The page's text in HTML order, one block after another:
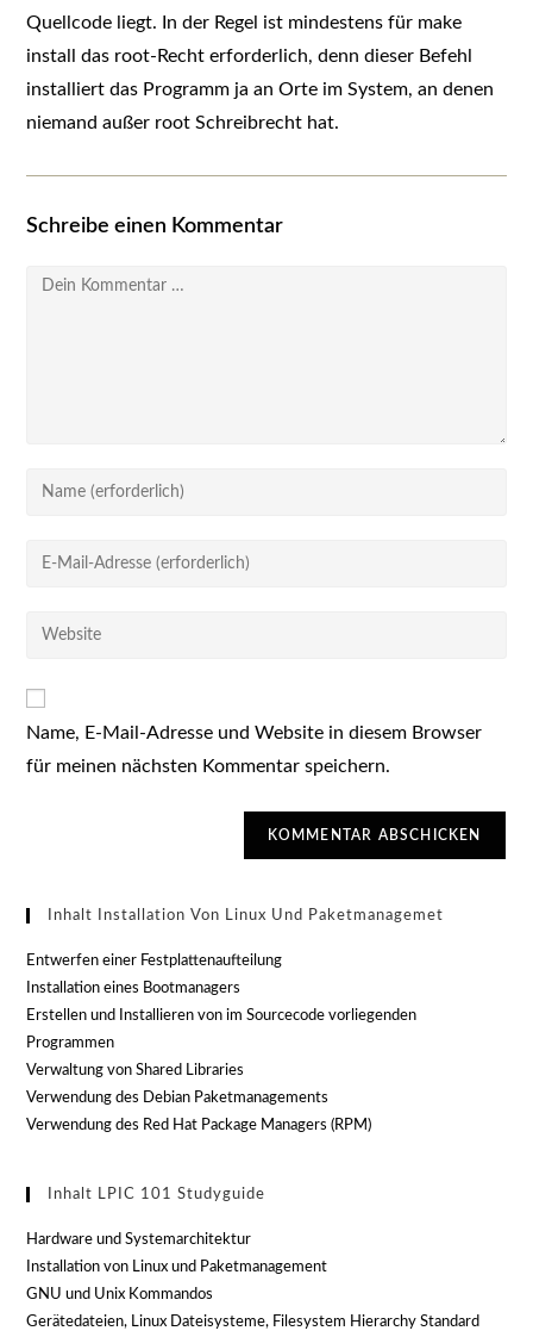
Quellcode liegt. In der Regel ist mindestens für make
install das root-Recht erforderlich, denn dieser Befehl
installiert das Programm ja an Orte im System, an denen
niemand außer root Schreibrecht hat.
Schreibe einen Kommentar
Kommentar
Gib
oder
zum
ein
Gib
Mail-
Kommentieren
ein
Gib
ein
(optional)
Name, E-Mail-Adresse und Website in diesem Browser
für meinen nächsten Kommentar speichern.
Inhalt Installation Von Linux Und Paketmanagemet
Entwerfen einer Festplattenaufteilung
Installation eines Bootmanagers
Erstellen und Installieren von im Sourcecode vorliegenden
Programmen
Verwaltung von Shared Libraries
Verwendung des Debian Paketmanagements
Verwendung des Red Hat Package Managers (RPM)
Inhalt LPIC 101 Studyguide
Hardware und Systemarchitektur
Installation von Linux und Paketmanagement
GNU und Unix Kommandos
Gerätedateien, Linux Dateisysteme, Filesystem Hierarchy Standard